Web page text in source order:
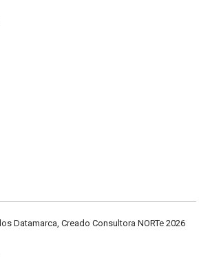
Datamarca, Creado Consultora NORTe 2026